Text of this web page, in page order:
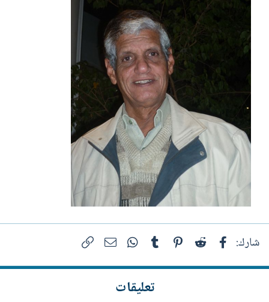
شارك: فيسبوك Reddit
Pinterest
Tumblr
WhatsAppالبريد الإلكتروني
تعليقات